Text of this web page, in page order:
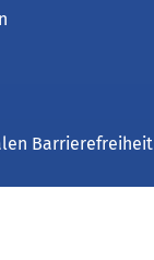
Barrierefreiheit